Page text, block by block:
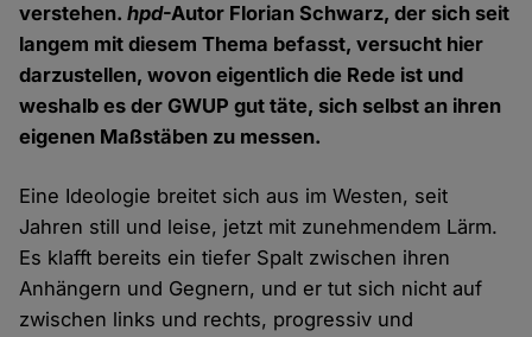
verstehen.hpd-Autor Florian Schwarz, der sich seit
langem mit diesem Thema befasst, versucht hier
darzustellen, wovon eigentlich die Rede ist und
weshalb es der GWUP gut täte, sich selbst an ihren
eigenen Maßstäben zu messen.
Eine Ideologie breitet sich aus im Westen, seit
Jahren still und leise, jetzt mit zunehmendem Lärm.
Es klafft bereits ein tiefer Spalt zwischen ihren
Anhängern und Gegnern, und er tut sich nicht auf
zwischen links und rechts, progressiv und